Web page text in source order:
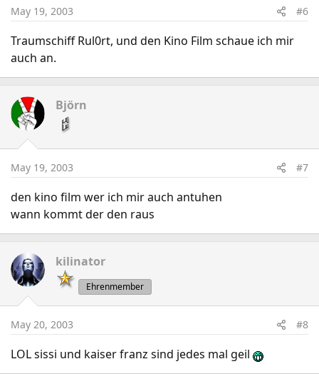
May 19, 2003 #6
Traumschiff Rul0rt, und den Kino Film schaue ich mir
auch an.
Björn
May 19, 2003 #7
den kino film wer ich mir auch antuhen
wann kommt der den raus
kilinator
Ehrenmember
May 20, 2003 #8
LOL sissi und kaiser franz sind jedes mal geil